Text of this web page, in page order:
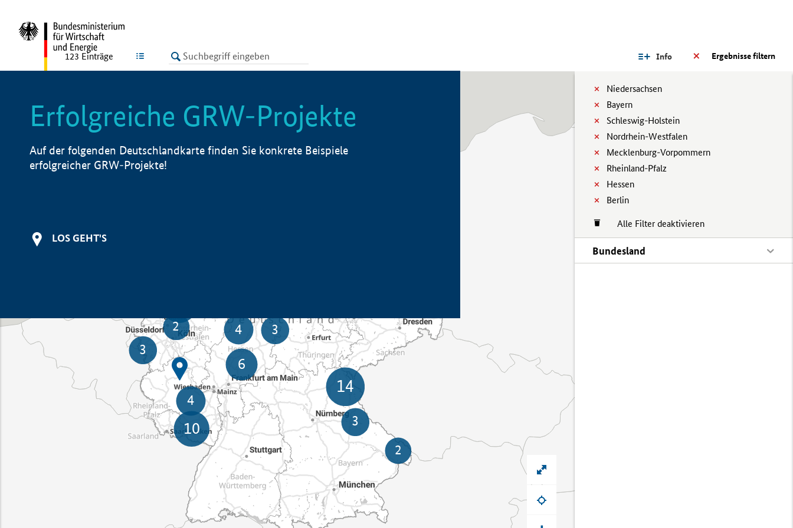
LISTE Ergebnisse filtern
Info
Niedersachsen
Bayern
Schleswig-Holstein
Nordrhein-Westfalen
Mecklenburg-Vorpommern
Rheinland-Pfalz
Hessen
Berlin
Alle Filter deaktivieren
Bundesland
123 Einträge
Erfolgreiche GRW-Projekte
Auf der folgenden Deutschlandkarte finden Sie konkrete Beispiele
erfolgreicher GRW-Projekte!
LOS GEHT'S